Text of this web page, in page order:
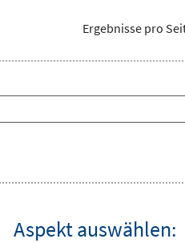
Ergebnisse pro
Aspekt auswählen: